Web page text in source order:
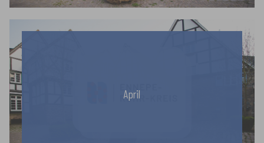
April